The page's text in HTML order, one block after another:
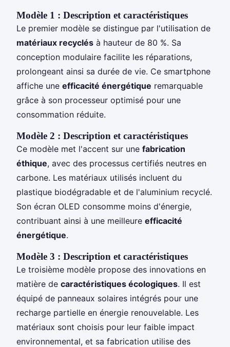
Modèle 1 : Description et caractéristiques
Le premier modèle se distingue par l'utilisation de
matériaux recyclés à hauteur de 80 %. Sa
conception modulaire facilite les réparations,
prolongeant ainsi sa durée de vie. Ce smartphone
affiche une efficacité énergétique remarquable
grâce à son processeur optimisé pour une
consommation réduite.
Modèle 2 : Description et caractéristiques
Ce modèle met l'accent sur une fabrication
éthique, avec des processus certifiés neutres en
carbone. Les matériaux utilisés incluent du
plastique biodégradable et de l'aluminium recyclé.
Son écran OLED consomme moins d'énergie,
contribuant ainsi à une meilleure efficacité
énergétique.
Modèle 3 : Description et caractéristiques
Le troisième modèle propose des innovations en
matière de caractéristiques écologiques. Il est
équipé de panneaux solaires intégrés pour une
recharge partielle en énergie renouvelable. Les
matériaux sont choisis pour leur faible impact
environnemental, et sa fabrication utilise des